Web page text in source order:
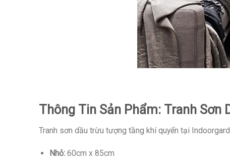
Thông Tin Sản Phẩm: Tranh Sơn
Tranh sơn dầu trừu tượng tầng khí quyển tại
Nhỏ:60cm x 85cm